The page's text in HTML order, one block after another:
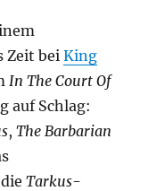
Zeit beiKing
In The Court Of
auf Schlag:
,The Barbarian
dieTarkus-